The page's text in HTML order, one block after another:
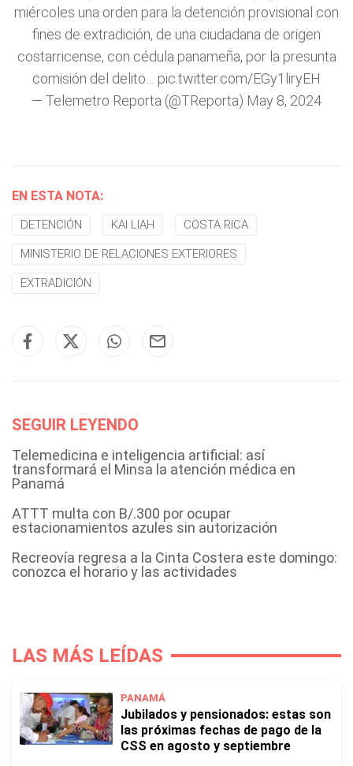
miércoles una orden para la detención provisional con
fines de extradición, de una ciudadana de origen
costarricense, con cédula panameña, por la presunta
comisión del delito… pic.twitter.com/EGy1liryEH
— Telemetro Reporta (@TReporta) May 8, 2024
EN ESTA NOTA:
DETENCIÓN KAI LIAH COSTA RICA
MINISTERIO DE RELACIONES EXTERIORES
EXTRADICIÓN
SEGUIR LEYENDO
Telemedicina e inteligencia artificial: así
transformará el Minsa la atención médica en
Panamá
ATTT multa con B/.300 por ocupar
estacionamientos azules sin autorización
Recreovía regresa a la Cinta Costera este domingo:
conozca el horario y las actividades
LAS MÁS LEÍDAS
PANAMÁ
Jubilados y pensionados: estas son
las próximas fechas de pago de la
CSS en agosto y septiembre